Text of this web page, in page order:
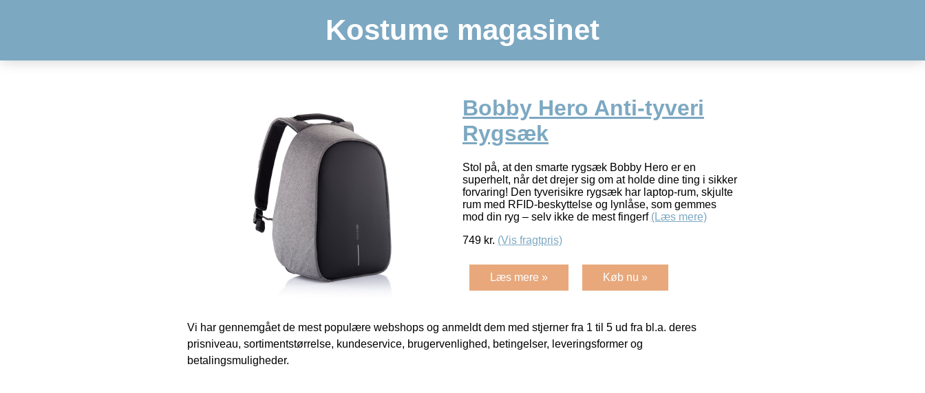
Kostume magasinet
Bobby Hero Anti-tyveri
Rygsæk
Stol på, at den smarte rygsæk Bobby Hero er en
superhelt, når det drejer sig om at holde dine ting i sikker
forvaring! Den tyverisikre rygsæk har laptop-rum, skjulte
rum med RFID-beskyttelse og lynlåse, som gemmes
mod din ryg – selv ikke de mest fingerf (Læs mere)
749 kr. (Vis fragtpris)
Læs mere » Køb nu »
Vi har gennemgået de mest populære webshops og anmeldt dem med stjerner fra 1 til 5 ud fra bl.a. deres
prisniveau, sortimentstørrelse, kundeservice, brugervenlighed, betingelser, leveringsformer og
betalingsmuligheder.